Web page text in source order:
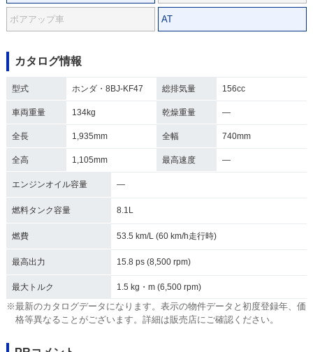
ボアアップ車 AT
カタログ情報
型式 ホンダ・8BJ-KF47 総排気量 156cc
車両重量 134kg 乾燥重量 ―
全長 1,935mm 全幅 740mm
全高 1,105mm 最高速度 ―
エンジンオイル容量 ―
燃料タンク容量 8.1L
燃費 53.5 km/L (60 km/h走行時)
最高出力 15.8 ps (8,500 rpm)
最大トルク 1.5 kg・m (6,500 rpm)
※最新のカタログデータになります。表示の物件データと初度登録年、価
格等異なることがございます。詳細は販売店にご確認ください。